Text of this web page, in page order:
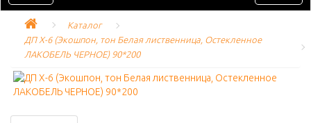
Каталог
ДП Х-6 (Экошпон, тон Белая лиственница, Остекленное
ЛАКОБЕЛЬ ЧЕРНОЕ) 90*200